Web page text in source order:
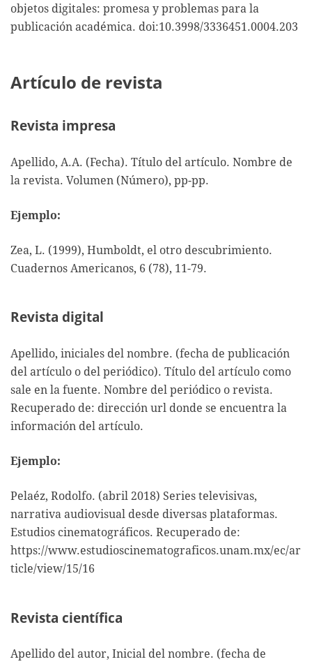
objetos digitales: promesa y problemas para la
publicación académica. doi:10.3998/3336451.0004.203
Artículo de revista
Revista impresa
Apellido, A.A. (Fecha). Título del artículo. Nombre de
la revista. Volumen (Número), pp-pp.
Ejemplo:
Zea, L. (1999), Humboldt, el otro descubrimiento.
Cuadernos Americanos, 6 (78), 11-79.
Revista digital
Apellido, iniciales del nombre. (fecha de publicación
del artículo o del periódico). Título del artículo como
sale en la fuente. Nombre del periódico o revista.
Recuperado de: dirección url donde se encuentra la
información del artículo.
Ejemplo:
Pelaéz, Rodolfo. (abril 2018) Series televisivas,
narrativa audiovisual desde diversas plataformas.
Estudios cinematográficos. Recuperado de:
https://www.estudioscinematograficos.unam.mx/ec/ar
ticle/view/15/16
Revista científica
Apellido del autor, Inicial del nombre. (fecha de